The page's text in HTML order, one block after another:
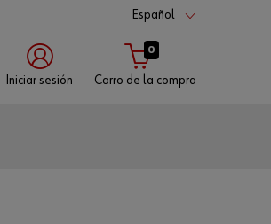
Español
Iniciar sesión
0
Carro de la compra